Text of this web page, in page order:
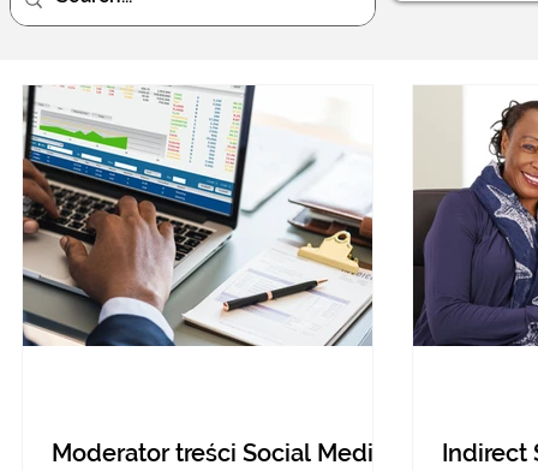
Moderator treści Social Media
Indirect